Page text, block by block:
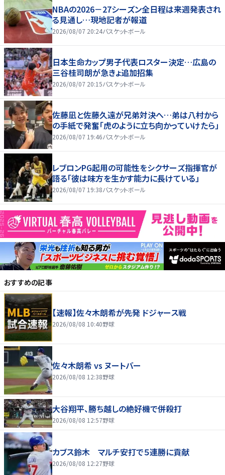
NBAの2026－27シーズン全日程は来週発表され
る見通し…現地記者が報道
2026/08/07 20:24バスケットボール
日本生命カップ男子代表ロスター決定…広島の
三谷桂司朗が急きょ追加招集
2026/08/07 20:15バスケットボール
佐藤凪と佐藤久遠が兄弟対決へ…弟は八村から
の手紙で発奮「虎のように立ち向かっていけたら」
2026/08/07 19:46バスケットボール
レブロンPG起用の可能性をシクサーズ指揮官が
語る「彼は味方を生かす能力に長けている」
2026/08/07 19:38バスケットボール
おすすめの記事
【速報】佐々木朗希が先発 ドジャース戦
2026/08/08 10:40野球
佐々木朗希 vs ヌートバー
2026/08/08 12:38野球
大谷翔平、勝ち越しの絶好機で併殺打
2026/08/08 12:57野球
カブス鈴木 マルチ安打で５連勝に貢献
2026/08/08 12:27野球